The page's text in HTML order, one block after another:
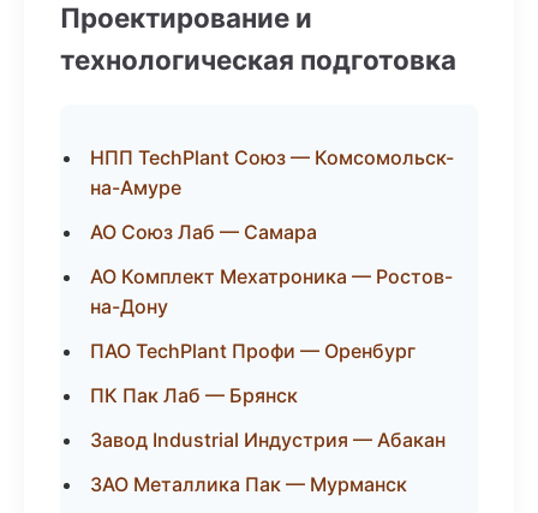
Проектирование и
технологическая подготовка
НПП TechPlant Союз — Комсомольск-
на-Амуре
АО Союз Лаб — Самара
АО Комплект Мехатроника — Ростов-
на-Дону
ПАО TechPlant Профи — Оренбург
ПК Пак Лаб — Брянск
Завод Industrial Индустрия — Абакан
ЗАО Металлика Пак — Мурманск